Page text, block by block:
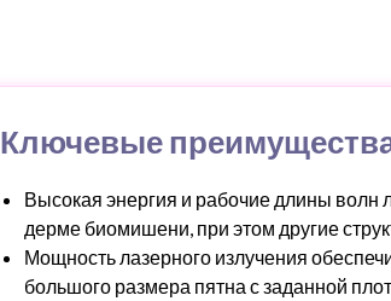
Ключевые
Высокая энергия и рабочие длины волн
дерме биомишени, при этом другие
Мощность лазерного излучения
большого размера пятна с заданной